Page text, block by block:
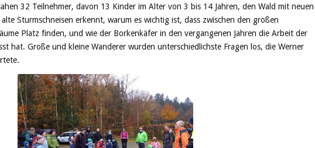
32 Teilnehmer, davon 13 Kinder im Alter von 3 bis 14 Jahren, den Wald mit neuen
Sturmschneisen erkennt, warum es wichtig ist, dass zwischen den großen
Platz finden, und wie der Borkenkäfer in den vergangenen Jahren die Arbeit der
hat. Große und kleine Wanderer wurden unterschiedlichste Fragen los, die Werner